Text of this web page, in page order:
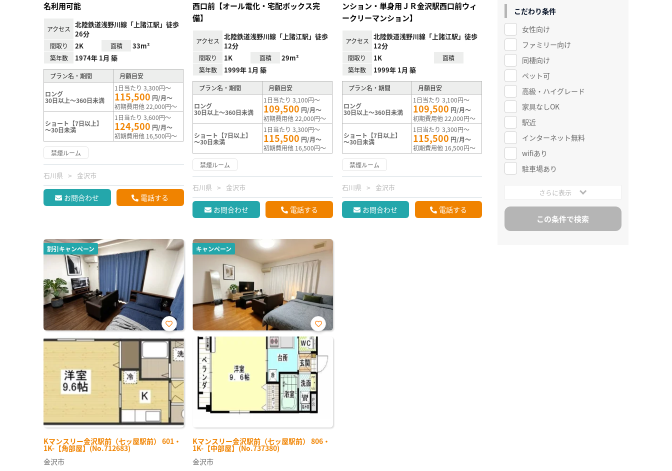
名利用可能
アクセス
北陸鉄道浅野川線「上諸江駅」徒歩
26分
間取り 2K 面積 33m²
築年数 1974年 1月 築
プラン名・期間 月額目安
ロング
30日以上～360日未満
1日当たり 3,300円～
115,500 円/月～
初期費用他 22,000円～
ショート【7日以上】
～30日未満
1日当たり 3,600円～
124,500 円/月～
初期費用他 16,500円～
禁煙ルーム
石川県 金沢市
お問合わせ 電話する
西口前【オール電化・宅配ボックス完
備】
アクセス
北陸鉄道浅野川線「上諸江駅」徒歩
12分
間取り 1K 面積 29m²
築年数 1999年 1月 築
プラン名・期間 月額目安
ロング
30日以上～360日未満
1日当たり 3,100円～
109,500 円/月～
初期費用他 22,000円～
ショート【7日以上】
～30日未満
1日当たり 3,300円～
115,500 円/月～
初期費用他 16,500円～
禁煙ルーム
石川県 金沢市
お問合わせ 電話する
ンション・単身用ＪＲ金沢駅西口前ウィ
ークリーマンション】
アクセス
北陸鉄道浅野川線「上諸江駅」徒歩
12分
間取り 1K
面積
築年数
1999年 1月 築
プラン名・期間 月額目安
ロング
30日以上～360日未満
1日当たり 3,100円～
109,500 円/月～
初期費用他 22,000円～
ショート【7日以上】
～30日未満
1日当たり 3,300円～
115,500 円/月～
初期費用他 16,500円～
禁煙ルーム
石川県 金沢市
お問合わせ 電話する
割引キャンペーン
Kマンスリー金沢駅前（七ッ屋駅前） 601・
1K-【角部屋】(No.712683)
お気
に入
り登
録
金沢市
キャンペーン
Kマンスリー金沢駅前（七ッ屋駅前） 806・
1K-【中部屋】(No.737380)
お気
に入
り登
録
金沢市
こだわり条件
女性向け
ファミリー向け
同棲向け
ペット可
高級・ハイグレード
家具なしOK
駅近
インターネット無料
wifiあり
駐車場あり
さらに表示